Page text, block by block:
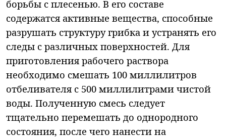
борьбы с плесенью. В его составе
содержатся активные вещества, способные
разрушать структуру грибка и устранять его
следы с различных поверхностей. Для
приготовления рабочего раствора
необходимо смешать 100 миллилитров
отбеливателя с 500 миллилитрами чистой
воды. Полученную смесь следует
тщательно перемешать до однородного
состояния, после чего нанести на